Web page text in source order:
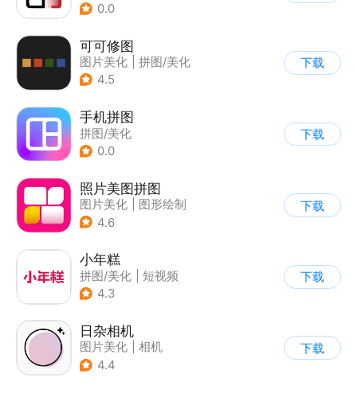
0.0
可可修图
图片美化
拼图/美化
4.5
下载
手机拼图
拼图/美化
0.0
下载
照片美图拼图
图片美化
图形绘制
| 拼图/美化
4.6
下载
小年糕
拼图/美化
短视频
4.3
下载
日杂相机
图片美化
相机
| 拼图/美化
4.4
下载